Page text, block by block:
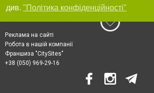
див. "Політика конфіденційності"
Реклама на сайті
Робота в нашій компанії
Франшиза "CitySites"
+38 (050) 969-29-16